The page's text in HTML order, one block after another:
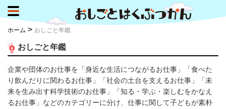
ホーム > おしごと年鑑
おしごと年鑑
企業や団体のお仕事を「身近な生活につながるお仕事」「食べた
り飲んだりに関わるお仕事」「社会の土台を支えるお仕事」「未
来を生み出す科学技術のお仕事」「知る・学ぶ・楽しむをかなえ
るお仕事」などのカテゴリーに分け、仕事に関して子どもが素朴